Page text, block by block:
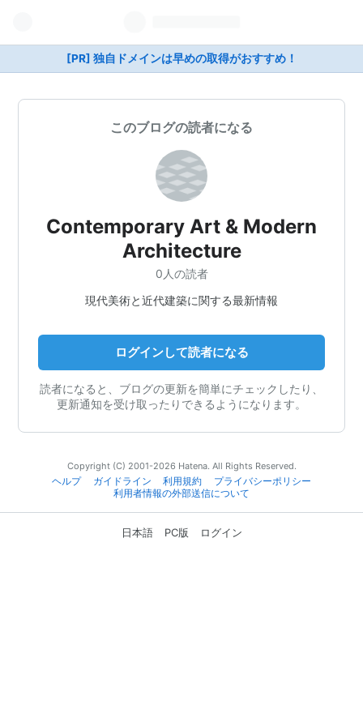
[PR] 独自ドメインは早めの取得がおすすめ！
このブログの読者になる
Contemporary Art & Modern
Architecture
0人の読者
現代美術と近代建築に関する最新情報
ログインして読者になる
読者になると、ブログの更新を簡単にチェックしたり、
更新通知を受け取ったりできるようになります。
Copyright (C) 2001-2026 Hatena. All Rights Reserved.
ヘルプ
ガイドライン 利用規約
プライバシーポリシー
利用者情報の外部送信について
日本語 PC版 ログイン